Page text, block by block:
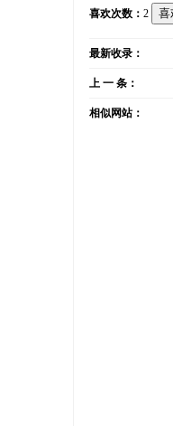
喜欢次数： 2
最新收录：
上 一 条：
相似网站：